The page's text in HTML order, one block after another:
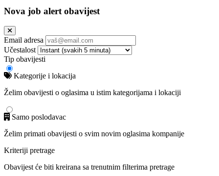
Nova job alert obavijest
Email adresa
Učestalost
Tip obavijesti
Kategorije i lokacija
Želim obavijesti o oglasima u istim kategorijama i lokaciji
Samo poslodavac
Želim primati obavijesti o svim novim oglasima kompanije
Kriteriji pretrage
Obavijest će biti kreirana sa trenutnim filterima pretrage